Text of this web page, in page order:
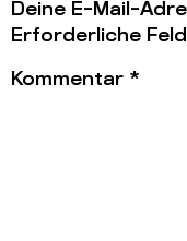
Deine E-Mail-
Erforderliche
Kommentar *